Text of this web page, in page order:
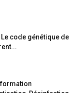
code génétique de
formation